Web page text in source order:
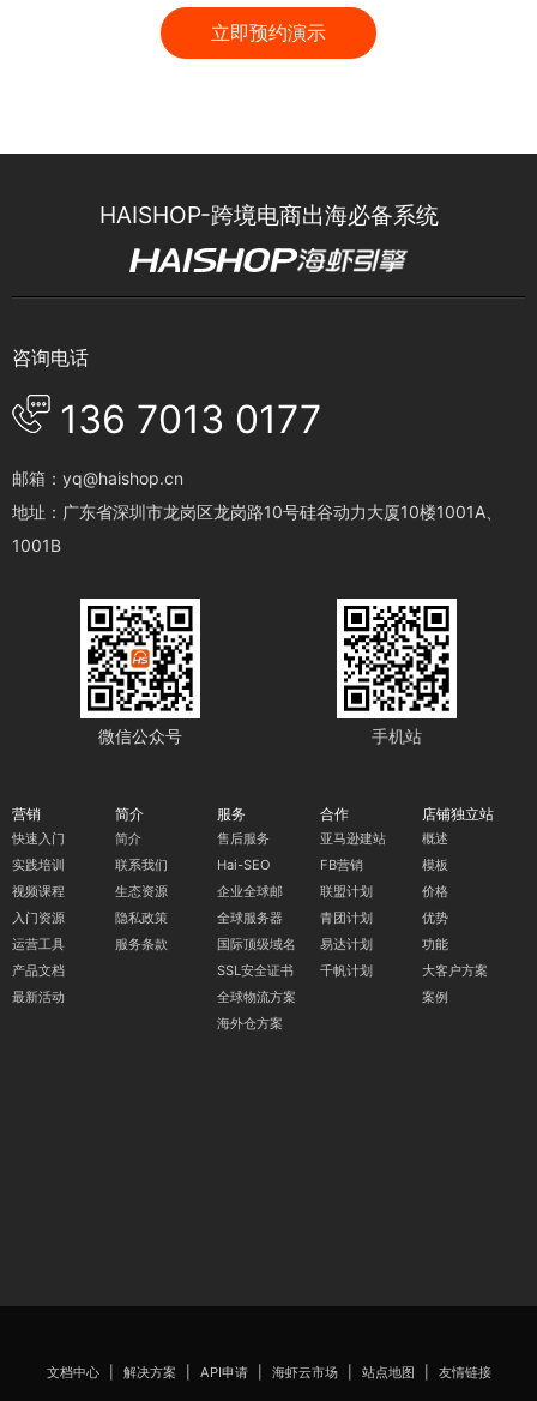
立即预约演示
HAISHOP-跨境电商出海必备系统
咨询电话
136 7013 0177
邮箱：yq@haishop.cn
地址：广东省深圳市龙岗区龙岗路10号硅谷动力大厦10楼1001A、
1001B
微信公众号 手机站
营销
快速入门
实践培训
视频课程
入门资源
运营工具
产品文档
最新活动
简介
简介
联系我们
生态资源
隐私政策
服务条款
服务
售后服务
Hai-SEO
企业全球邮
全球服务器
国际顶级域名
SSL安全证书
全球物流方案
海外仓方案
合作
亚马逊建站
FB营销
联盟计划
青团计划
易达计划
千帆计划
店铺独立站
概述
模板
价格
优势
功能
大客户方案
案例
文档中心| 解决方案 API申请| 海虾云市场| 站点地图 友情链接